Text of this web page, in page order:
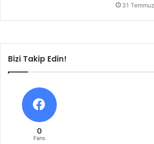
31
Bizi Takip Edin!
0
Fans